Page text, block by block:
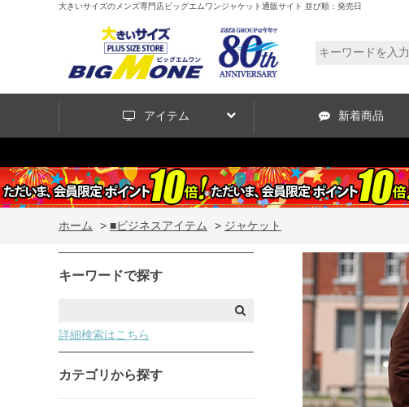
大きいサイズのメンズ専門店ビッグエムワンジャケット通販サイト 並び順：発売日
アイテム 新着商品
ホーム > ■ビジネスアイテム > ジャケット
キーワードで探す
詳細検索はこちら
カテゴリから探す